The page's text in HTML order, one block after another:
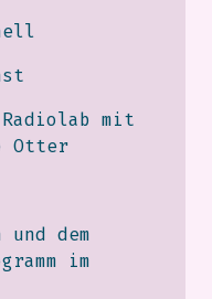
mit
Otter
dem
im